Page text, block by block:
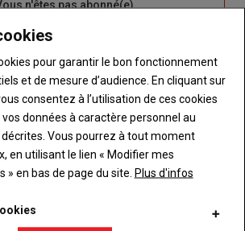
n'êtes pas abonné(e)
votre formule et créez votre
accéder à tout {nom-site}.
Créez un compte
pour garantir le bon fonctionnement
et de mesure d’audience. En cliquant sur
consentez à l’utilisation de ces cookies
données à caractère personnel au
Vous pourrez à tout moment
en utilisant le lien « Modifier mes
en bas de page du site. Plus d'infos